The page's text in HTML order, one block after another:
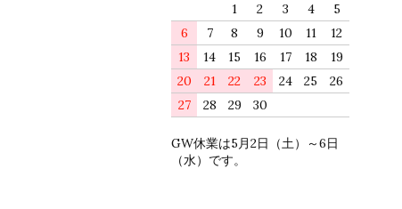
1
2 3 4
5
6
7 8 9 10 11
12
13
14 15 16 17 18
19
20
21 22 23 24 25
26
27
28 29 30
GW休業は5月2日（土）～6日
（水）です。